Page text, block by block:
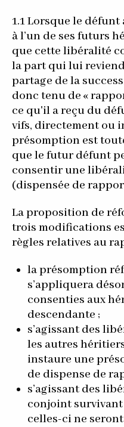
1.1 Lorsque le
à l’un de ses futurs
que cette libéralité
la part qui lui
partage de la
donc tenu de «
ce qu'il a reçu du
vifs, directement ou
présomption est
que le futur défunt
consentir une
(dispensée de
La proposition de
trois modifications
règles relatives au
la présomption
s’appliquera
consenties aux
descendante ;
s’agissant des
les autres
instaure une
de dispense de
s’agissant des
conjoint
celles-ci ne